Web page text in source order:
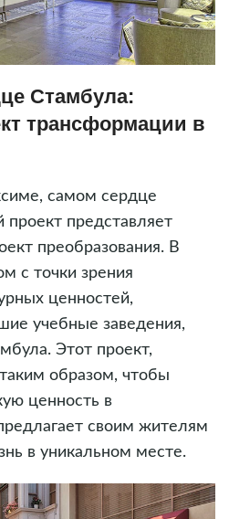
Стамбула:
трансформации в
самом сердце
представляет
преобразования. В
с точки зрения
ценностей,
учебные заведения,
Этот проект,
образом, чтобы
ценность в
своим жителям
в уникальном месте.